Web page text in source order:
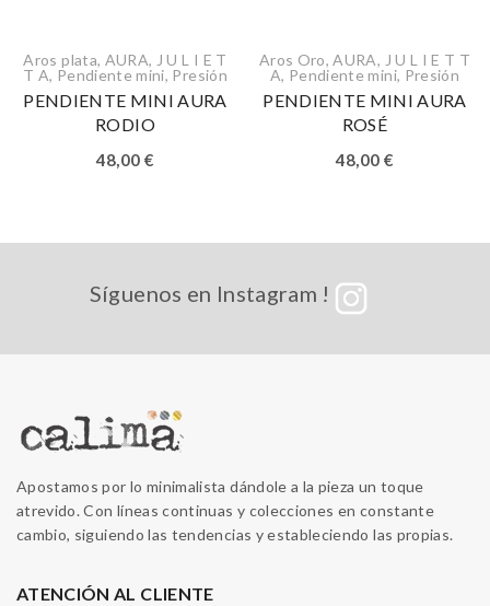
Aros plata, AURA, J U L I E T
T A, Pendiente mini, Presión
PENDIENTE MINI AURA
RODIO
48,00 €
Aros Oro,AURA, J U L I E T T
A, Pendiente mini, Presión
PENDIENTE MINI AURA
ROSÉ
48,00 €
Síguenos en Instagram !
Apostamos por lo minimalista dándole a la pieza un toque
atrevido. Con líneas continuas y colecciones en constante
cambio, siguiendo las tendencias y estableciendo las propias.
ATENCIÓN AL CLIENTE